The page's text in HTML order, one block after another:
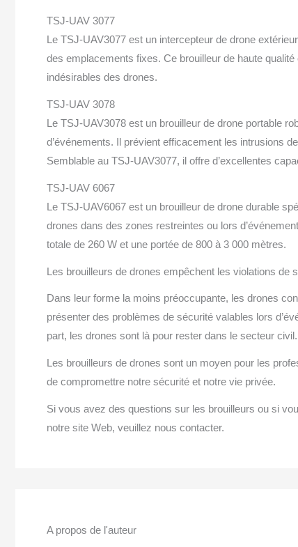
TSJ-UAV 3077
Le TSJ-UAV3077 est un intercepteur de drone
des emplacements fixes. Ce brouilleur de haute
indésirables des drones.
TSJ-UAV 3078
Le TSJ-UAV3078 est un brouilleur de drone portable
d’événements. Il prévient efficacement les intrusions
Semblable au TSJ-UAV3077, il offre d’excellentes
TSJ-UAV 6067
Le TSJ-UAV6067 est un brouilleur de drone durable
drones dans des zones restreintes ou lors
totale de 260 W et une portée de 800 à 3 000 mètres.
Les brouilleurs de drones empêchent les violations de
Dans leur forme la moins préoccupante, les drones
présenter des problèmes de sécurité valables lors
part, les drones sont là pour rester dans le secteur civil.
Les brouilleurs de drones sont un moyen pour les
de compromettre notre sécurité et notre vie privée.
Si vous avez des questions sur les brouilleurs ou si
notre site Web, veuillez nous contacter.
A propos de l'auteur